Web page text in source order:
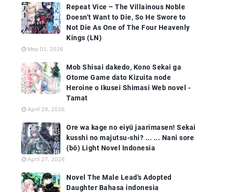
Repeat Vice – The Villainous Noble
Doesn’t Want to Die, So He Swore to
Not Die As One of The Four Heavenly
Kings (LN)
May 01, 2026
Mob Shisai dakedo, Kono Sekai ga
Otome Game dato Kizuita node
Heroine o Ikusei Shimasi Web novel -
Tamat
April 29, 2026
Ore wa kage no eiyū jaarimasen! Sekai
kusshi no majutsu-shi? ... ... Nani sore
(bō) Light Novel Indonesia
April 27, 2026
Novel The Male Lead's Adopted
Daughter Bahasa indonesia